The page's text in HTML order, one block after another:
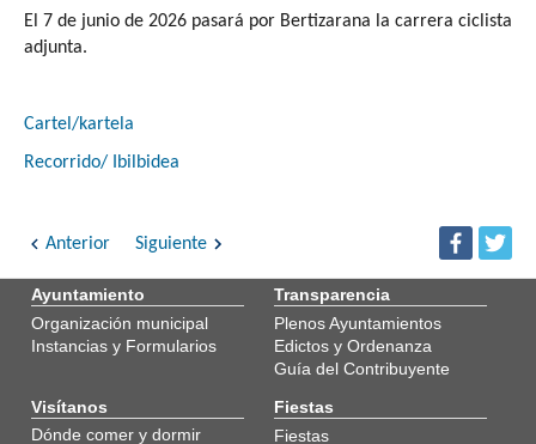
El 7 de junio de 2026 pasará por Bertizarana la carrera ciclista
adjunta.
Cartel/kartela
Recorrido/ Ibilbidea
Anterior Siguiente
Ayuntamiento
Organización municipal
Instancias y Formularios
Transparencia
Plenos Ayuntamientos
Edictos y Ordenanza
Guía del Contribuyente
Visítanos
Dónde comer y dormir
Fiestas
Fiestas